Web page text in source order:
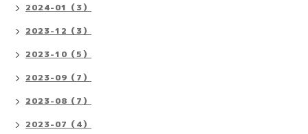
2024-01（3）
2023-12（3）
2023-10（5）
2023-09（7）
2023-08（7）
2023-07（4）